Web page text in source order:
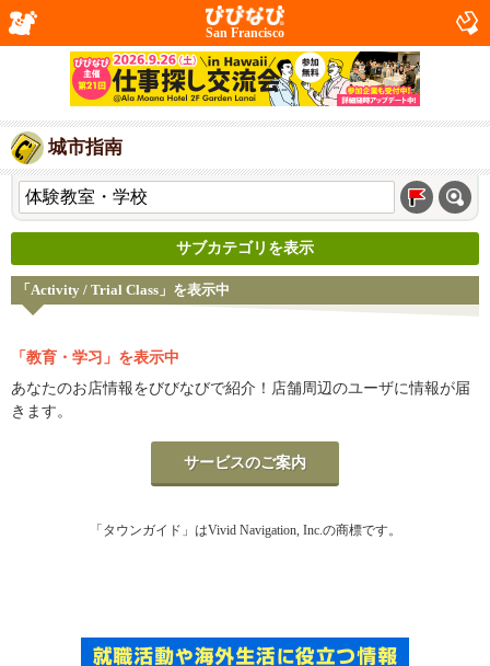
San Francisco
城市指南
サブカテゴリを表示
「Activity / Trial Class」を表示中
「教育・学习」を表示中
あなたのお店情報をびびなびで紹介！店舗周辺のユーザに情報が届
きます。
サービスのご案内
「タウンガイド」はVivid Navigation, Inc.の商標です。